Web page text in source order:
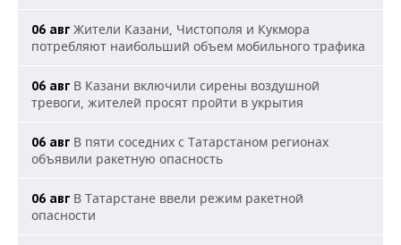
06 авг Жители Казани, Чистополя и Кукмора
потребляют наибольший объем мобильного трафика
06 авг В Казани включили сирены воздушной
тревоги, жителей просят пройти в укрытия
06 авг В пяти соседних с Татарстаном регионах
объявили ракетную опасность
06 авг В Татарстане ввели режим ракетной
опасности